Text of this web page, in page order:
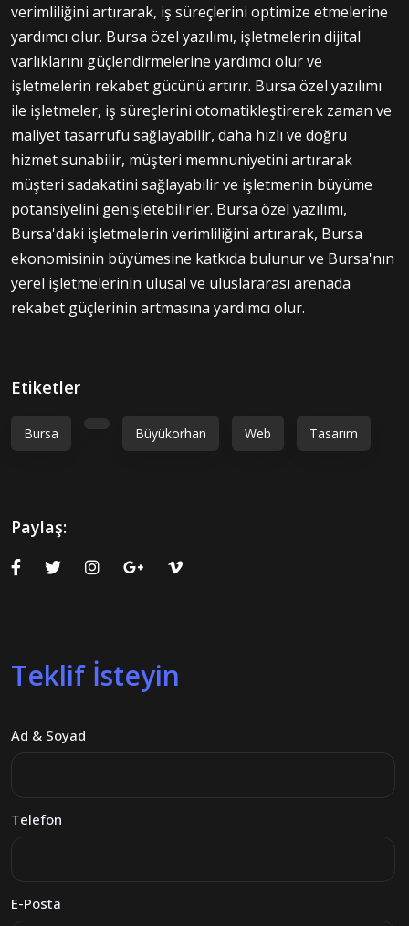
verimliliğini artırarak, iş süreçlerini optimize etmelerine
yardımcı olur. Bursa özel yazılımı, işletmelerin dijital
varlıklarını güçlendirmelerine yardımcı olur ve
işletmelerin rekabet gücünü artırır. Bursa özel yazılımı
ile işletmeler, iş süreçlerini otomatikleştirerek zaman ve
maliyet tasarrufu sağlayabilir, daha hızlı ve doğru
hizmet sunabilir, müşteri memnuniyetini artırarak
müşteri sadakatini sağlayabilir ve işletmenin büyüme
potansiyelini genişletebilirler. Bursa özel yazılımı,
Bursa'daki işletmelerin verimliliğini artırarak, Bursa
ekonomisinin büyümesine katkıda bulunur ve Bursa'nın
yerel işletmelerinin ulusal ve uluslararası arenada
rekabet güçlerinin artmasına yardımcı olur.
Etiketler
Bursa Büyükorhan Web Tasarım
Paylaş:
Teklif İsteyin
Ad & Soyad
Telefon
E-Posta